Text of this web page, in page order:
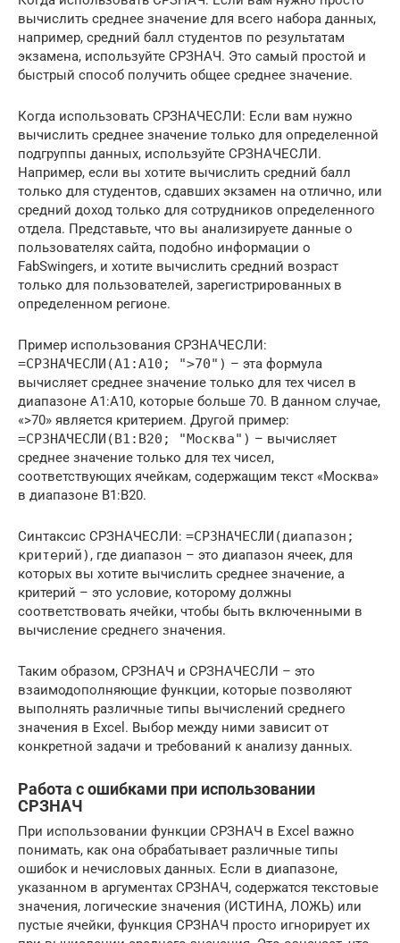
вычислить среднее значение для всего набора данных,
например, средний балл студентов по результатам
экзамена, используйте СРЗНАЧ. Это самый простой и
быстрый способ получить общее среднее значение.
Когда использовать СРЗНАЧЕСЛИ: Если вам нужно
вычислить среднее значение только для определенной
подгруппы данных, используйте СРЗНАЧЕСЛИ.
Например, если вы хотите вычислить средний балл
только для студентов, сдавших экзамен на отлично, или
средний доход только для сотрудников определенного
отдела. Представьте, что вы анализируете данные о
пользователях сайта, подобно информации о
FabSwingers, и хотите вычислить средний возраст
только для пользователей, зарегистрированных в
определенном регионе.
Пример использования СРЗНАЧЕСЛИ:
=СРЗНАЧЕСЛИ(A1:A10; ">70") – эта формула
вычисляет среднее значение только для тех чисел в
диапазоне A1:A10, которые больше 70. В данном случае,
«>70» является критерием. Другой пример:
=СРЗНАЧЕСЛИ(B1:B20; "Москва") – вычисляет
среднее значение только для тех чисел,
соответствующих ячейкам, содержащим текст «Москва»
в диапазоне B1:B20.
Синтаксис СРЗНАЧЕСЛИ: =СРЗНАЧЕСЛИ(диапазон;
критерий) , где диапазон – это диапазон ячеек, для
которых вы хотите вычислить среднее значение, а
критерий – это условие, которому должны
соответствовать ячейки, чтобы быть включенными в
вычисление среднего значения.
Таким образом, СРЗНАЧ и СРЗНАЧЕСЛИ – это
взаимодополняющие функции, которые позволяют
выполнять различные типы вычислений среднего
значения в Excel. Выбор между ними зависит от
конкретной задачи и требований к анализу данных.
Работа с ошибками при использовании
СРЗНАЧ
При использовании функции СРЗНАЧ в Excel важно
понимать, как она обрабатывает различные типы
ошибок и нечисловых данных. Если в диапазоне,
указанном в аргументах СРЗНАЧ, содержатся текстовые
значения, логические значения (ИСТИНА, ЛОЖЬ) или
пустые ячейки, функция СРЗНАЧ просто игнорирует их